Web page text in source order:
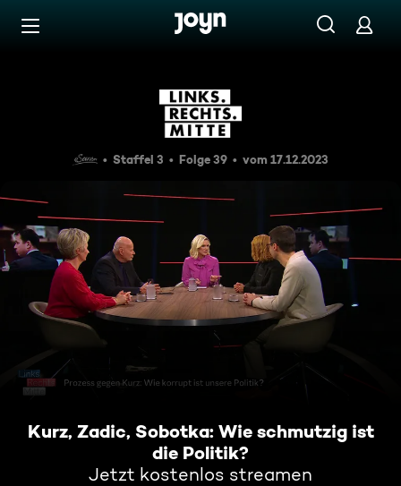
Zum Inhalt springen
Kurz, Zadic, Sobotka: Wie
Staffel 3 Folge 39 vom 17.12.2023
Kurz, Zadic, Sobotka: Wie schmutzig ist
die Politik?
Jetzt kostenlos streamen